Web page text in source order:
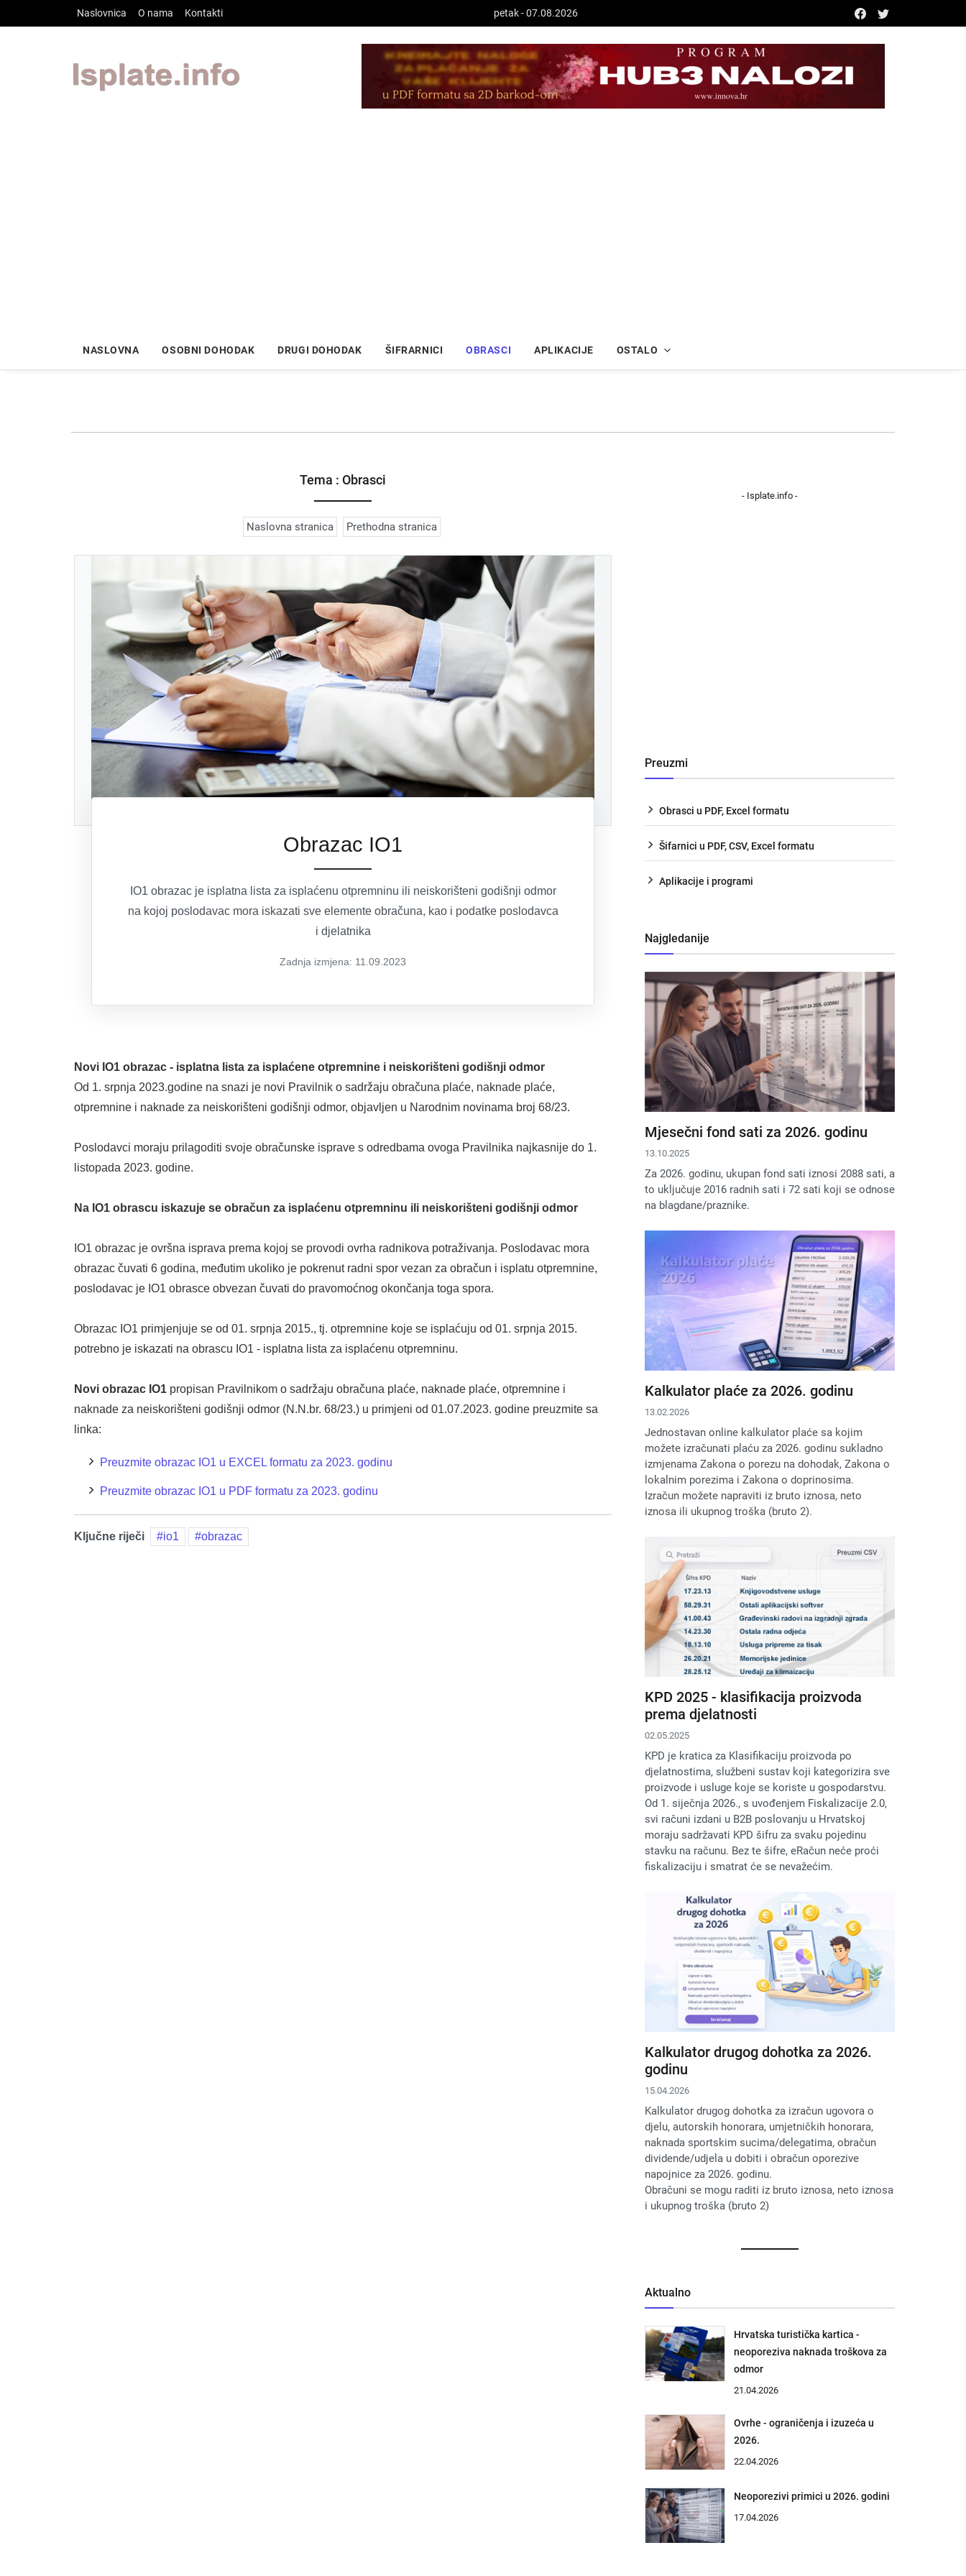
Skip to main content
Naslovnica O nama Kontakti petak - 07.08.2026
NASLOVNA OSOBNI DOHODAK DRUGI DOHODAK ŠIFRARNICI OBRASCI APLIKACIJE OSTALO
Tema : Obrasci
Naslovna stranica Prethodna stranica
Obrazac IO1
IO1 obrazac je isplatna lista za isplaćenu otpremninu ili neiskorišteni godišnji odmor
na kojoj poslodavac mora iskazati sve elemente obračuna, kao i podatke poslodavca
i djelatnika
Zadnja izmjena: 11.09.2023
Novi IO1 obrazac - isplatna lista za isplaćene otpremnine i neiskorišteni godišnji odmor
Od 1. srpnja 2023.godine na snazi je novi Pravilnik o sadržaju obračuna plaće, naknade plaće,
otpremnine i naknade za neiskorišteni godišnji odmor, objavljen u Narodnim novinama broj 68/23.
Poslodavci moraju prilagoditi svoje obračunske isprave s odredbama ovoga Pravilnika najkasnije do 1.
listopada 2023. godine.
Na IO1 obrascu iskazuje se obračun za isplaćenu otpremninu ili neiskorišteni godišnji odmor
IO1 obrazac je ovršna isprava prema kojoj se provodi ovrha radnikova potraživanja. Poslodavac mora
obrazac čuvati 6 godina, međutim ukoliko je pokrenut radni spor vezan za obračun i isplatu otpremnine,
poslodavac je IO1 obrasce obvezan čuvati do pravomoćnog okončanja toga spora.
Obrazac IO1 primjenjuje se od 01. srpnja 2015., tj. otpremnine koje se isplaćuju od 01. srpnja 2015.
potrebno je iskazati na obrascu IO1 - isplatna lista za isplaćenu otpremninu.
Novi obrazac IO1 propisan Pravilnikom o sadržaju obračuna plaće, naknade plaće, otpremnine i
naknade za neiskorišteni godišnji odmor (N.N.br. 68/23.) u primjeni od 01.07.2023. godine preuzmite sa
linka:
Preuzmite obrazac IO1 u EXCEL formatu za 2023. godinu
Preuzmite obrazac IO1 u PDF formatu za 2023. godinu
Ključne riječi io1 obrazac
- Isplate.info -
Preuzmi
Obrasci u PDF, Excel formatu
Šifarnici u PDF, CSV, Excel formatu
Aplikacije i programi
Najgledanije
Mjesečni fond sati za 2026. godinu
13.10.2025
Za 2026. godinu, ukupan fond sati iznosi 2088 sati, a
to uključuje 2016 radnih sati i 72 sati koji se odnose
na blagdane/praznike.
Kalkulator plaće za 2026. godinu
13.02.2026
Jednostavan online kalkulator plaće sa kojim
možete izračunati plaću za 2026. godinu sukladno
izmjenama Zakona o porezu na dohodak, Zakona o
lokalnim porezima i Zakona o doprinosima.
Izračun možete napraviti iz bruto iznosa, neto
iznosa ili ukupnog troška (bruto 2).
KPD 2025 - klasifikacija proizvoda
prema djelatnosti
02.05.2025
KPD je kratica za Klasifikaciju proizvoda po
djelatnostima, službeni sustav koji kategorizira sve
proizvode i usluge koje se koriste u gospodarstvu.
Od 1. siječnja 2026., s uvođenjem Fiskalizacije 2.0,
svi računi izdani u B2B poslovanju u Hrvatskoj
moraju sadržavati KPD šifru za svaku pojedinu
stavku na računu. Bez te šifre, eRačun neće proći
fiskalizaciju i smatrat će se nevažećim.
Kalkulator drugog dohotka za 2026.
godinu
15.04.2026
Kalkulator drugog dohotka za izračun ugovora o
djelu, autorskih honorara, umjetničkih honorara,
naknada sportskim sucima/delegatima, obračun
dividende/udjela u dobiti i obračun oporezive
napojnice za 2026. godinu.
Obračuni se mogu raditi iz bruto iznosa, neto iznosa
i ukupnog troška (bruto 2)
Aktualno
Hrvatska turistička kartica -
neoporeziva naknada troškova za
odmor
21.04.2026
Ovrhe - ograničenja i izuzeća u
2026.
22.04.2026
Neoporezivi primici u 2026. godini
17.04.2026